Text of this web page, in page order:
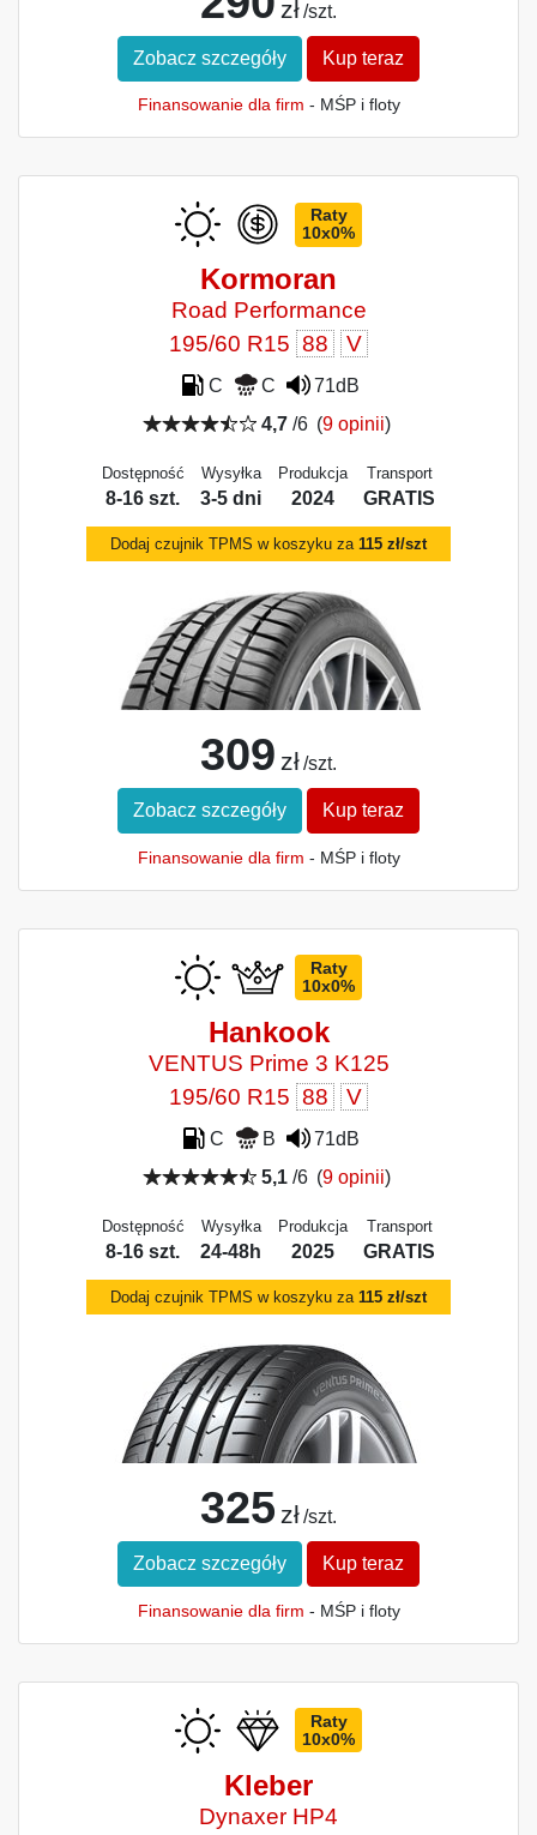
zł /szt.
Zobacz szczegóły Kup teraz
Finansowanie dla firm - MŚP i floty
Raty
10x0%
Kormoran
Road Performance
195/60 R15 88 V
C C
71dB
4,7 /6 (9 opinii)
Dostępność
8-16 szt.
Wysyłka
3-5 dni
Produkcja
2024
Transport
GRATIS
Dodaj czujnik TPMS w koszyku za 115 zł/szt
309 zł /szt.
Zobacz szczegóły Kup teraz
Finansowanie dla firm - MŚP i floty
Raty
10x0%
Hankook
VENTUS Prime 3 K125
195/60 R15 88 V
C B
71dB
5,1 /6 (9 opinii)
Dostępność
8-16 szt.
Wysyłka
24-48h
Produkcja
2025
Transport
GRATIS
Dodaj czujnik TPMS w koszyku za 115 zł/szt
325 zł /szt.
Zobacz szczegóły Kup teraz
Finansowanie dla firm - MŚP i floty
Raty
10x0%
Kleber
Dynaxer HP4